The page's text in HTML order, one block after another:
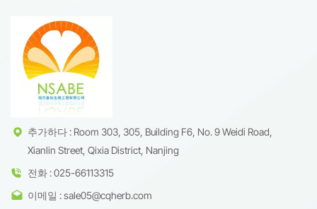
추가하다 : Room 303, 305, Building F6, No. 9 Weidi Road,
Xianlin Street, Qixia District, Nanjing
전화 : 025-66113315
이메일 : sale05@cqherb.com